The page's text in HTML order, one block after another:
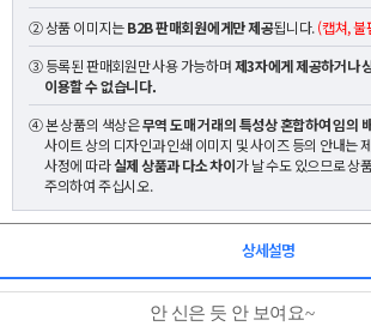
② 상품 이미지는B2B 판매회원에게만 제공됩니다.(캡쳐, 불
③ 등록된 판매회원만 사용 가능하며제3자에게 제공하거나
이용할 수 없습니다.
④ 본 상품의 색상은무역 도매 거래의 특성상 혼합하여 임의
사이트 상의 디자인과 인쇄 이미지 및 사이즈 등의 안내는
사정에 따라실제 상품과 다소 차이가 날 수도 있으므로 상
주의하여 주십시오.
상세설명
안 신은 듯 안 보여요~